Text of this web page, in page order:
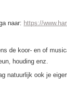
naar: https://
de koor- en of
houding enz.
natuurlijk ook je